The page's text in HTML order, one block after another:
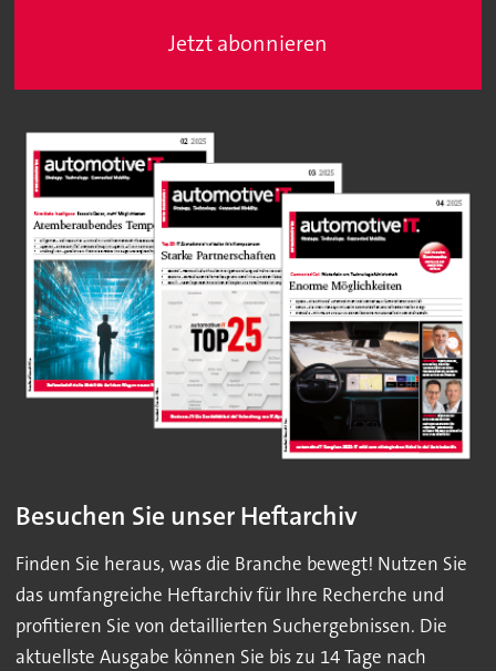
Jetzt abonnieren
Besuchen Sie unser Heftarchiv
Finden Sie heraus, was die Branche bewegt! Nutzen Sie
das umfangreiche Heftarchiv für Ihre Recherche und
profitieren Sie von detaillierten Suchergebnissen. Die
aktuellste Ausgabe können Sie bis zu 14 Tage nach